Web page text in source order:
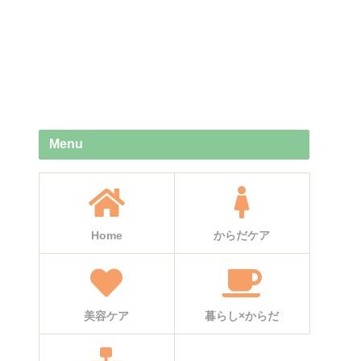
Menu
Home からだケア
美容ケア 暮らし×からだ